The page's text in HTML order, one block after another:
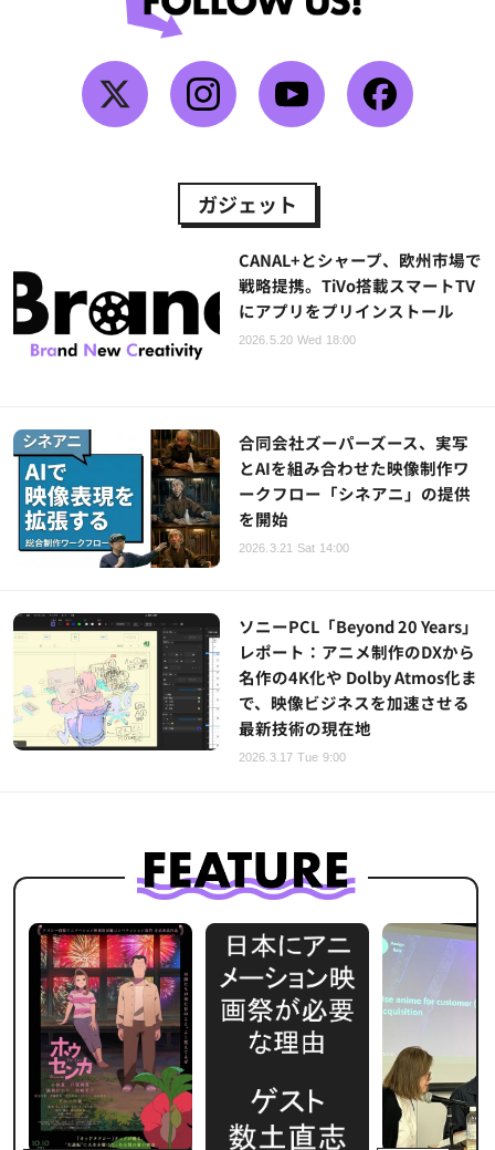
ガジェット
CANAL+とシャープ、欧州市場で
戦略提携。TiVo搭載スマートTV
にアプリをプリインストール
2026.5.20 Wed 18:00
合同会社ズーパーズース、実写
とAIを組み合わせた映像制作ワ
ークフロー「シネアニ」の提供
を開始
2026.3.21 Sat 14:00
ソニーPCL「Beyond 20 Years」
レポート：アニメ制作のDXから
名作の4K化や Dolby Atmos化ま
で、映像ビジネスを加速させる
最新技術の現在地
2026.3.17 Tue 9:00